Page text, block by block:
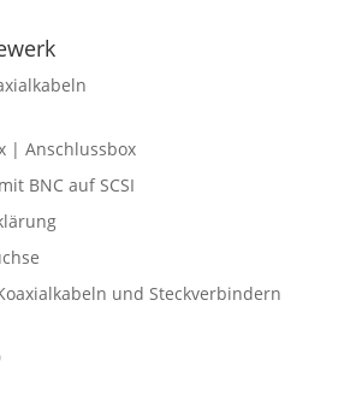
| Anschlussbox
BNC auf SCSI
und Steckverbindern